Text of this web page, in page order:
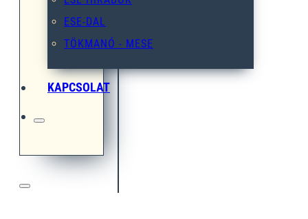
ESE-DAL
TÖKMANÓ - MESE
KAPCSOLAT